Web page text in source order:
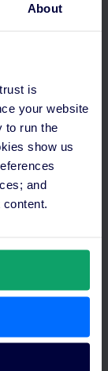
About
is
your website
to run the
show us
and